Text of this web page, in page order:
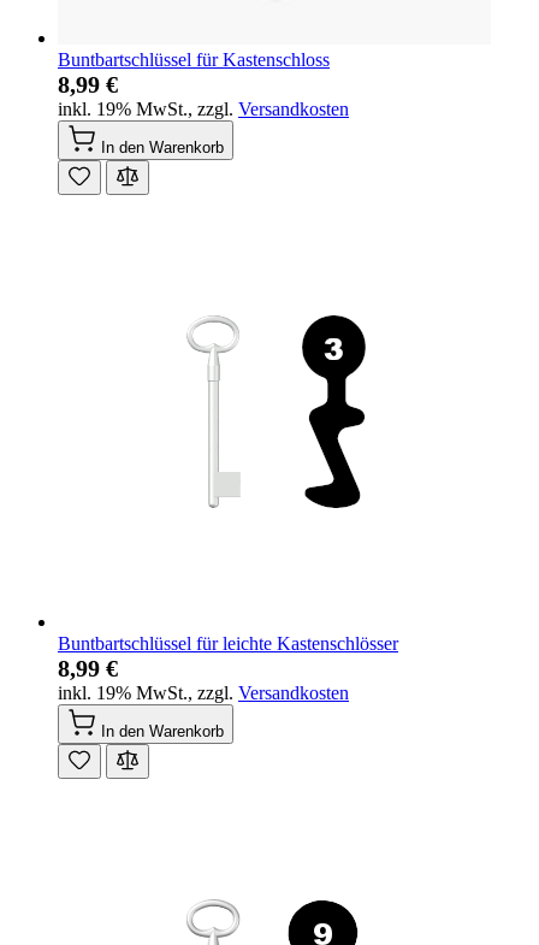
Buntbartschlüssel für Kastenschloss
8,99 €
inkl. 19% MwSt., zzgl. Versandkosten
In den Warenkorb
Buntbartschlüssel für leichte Kastenschlösser
8,99 €
inkl. 19% MwSt., zzgl. Versandkosten
In den Warenkorb